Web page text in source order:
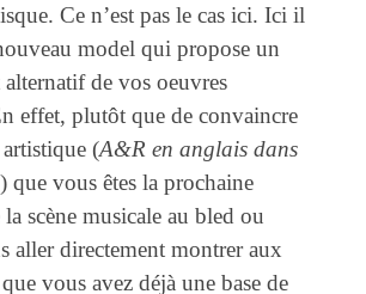
Ce n’est pas le cas ici. Ici il
model qui propose un
de vos oeuvres
effet, plutôt que de convaincre
(A&R en anglais dans
) que vous êtes la prochaine
scène musicale au bled ou
aller directement montrer aux
vous avez déjà une base de